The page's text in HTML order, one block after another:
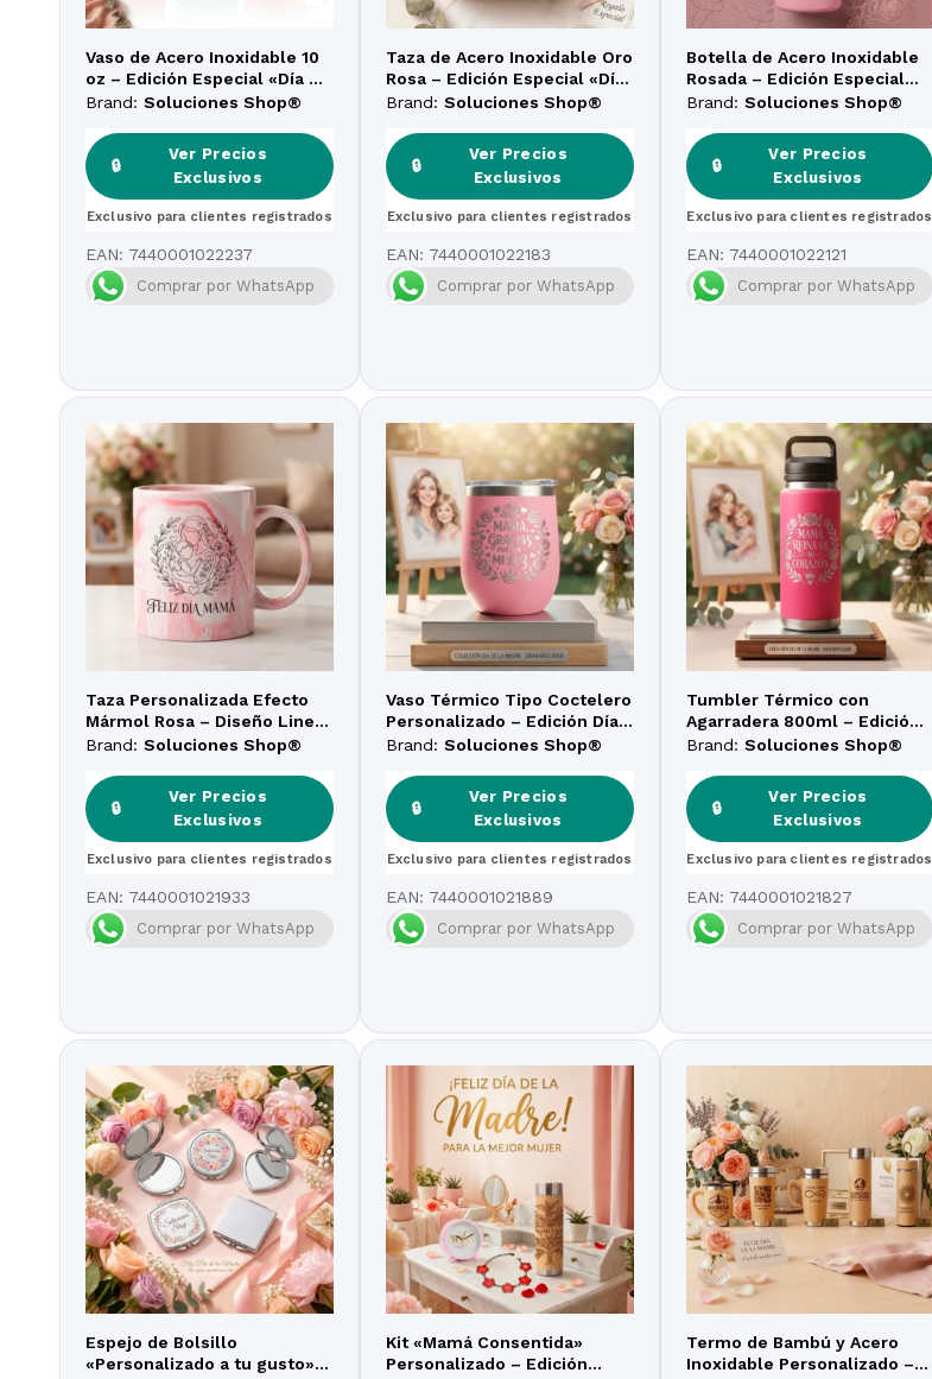
Vaso de Acero Inoxidable 10
oz – Edición Especial «Día de
la Madre»
Brand: Soluciones Shop®
🔒
Ver Precios
Exclusivos
Exclusivo para clientes registrados
EAN: 7440001022237
Comprar por WhatsApp
Taza de Acero Inoxidable Oro
Rosa – Edición Especial «Día
de la Madre»
Brand: Soluciones Shop®
🔒
Ver Precios
Exclusivos
Exclusivo para clientes registrados
EAN: 7440001022183
Comprar por WhatsApp
Botella de Acero Inoxidable
Rosada – Edición Especial
Día de la Madre (32 oz)
Brand: Soluciones Shop®
🔒
Ver Precios
Exclusivos
Exclusivo para clientes registrados
EAN: 7440001022121
Comprar por WhatsApp
Taza Personalizada Efecto
Mármol Rosa – Diseño Lineal
«Día de la Madre»
Brand: Soluciones Shop®
🔒
Ver Precios
Exclusivos
Exclusivo para clientes registrados
EAN: 7440001021933
Comprar por WhatsApp
Vaso Térmico Tipo Coctelero
Personalizado – Edición Día
de la Madre – Grabado Láser
Brand: Soluciones Shop®
🔒
Ver Precios
Exclusivos
Exclusivo para clientes registrados
EAN: 7440001021889
Comprar por WhatsApp
Tumbler Térmico con
Agarradera 800ml – Edición
Especial Día de la Madre
Brand: Soluciones Shop®
🔒
Ver Precios
Exclusivos
Exclusivo para clientes registrados
EAN: 7440001021827
Comprar por WhatsApp
Espejo de Bolsillo
«Personalizado a tu gusto» –
Kit «Mamá Consentida»
Personalizado – Edición
Termo de Bambú y Acero
Inoxidable Personalizado –